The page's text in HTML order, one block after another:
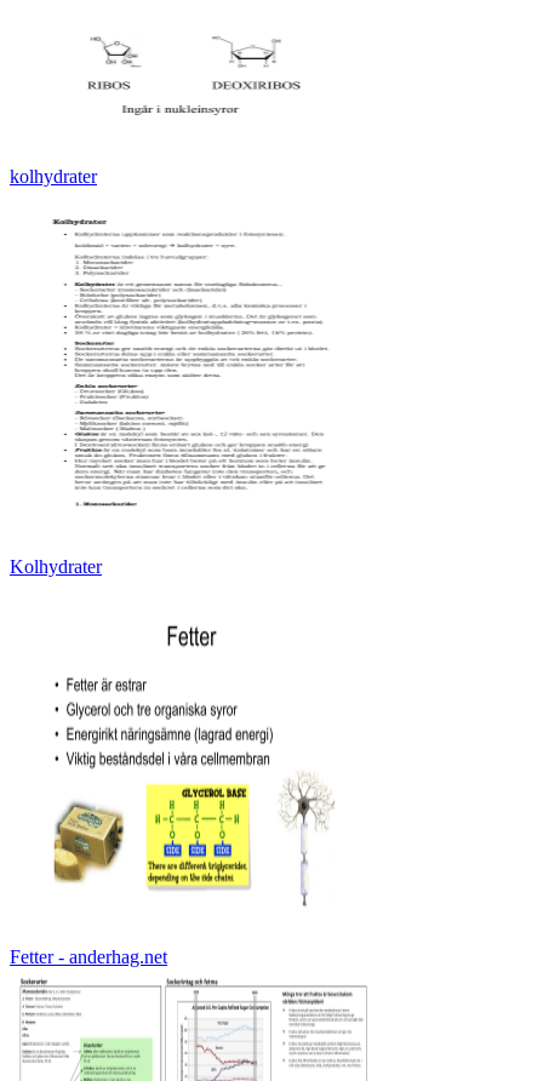
kolhydrater
Kolhydrater
Fetter - anderhag.net